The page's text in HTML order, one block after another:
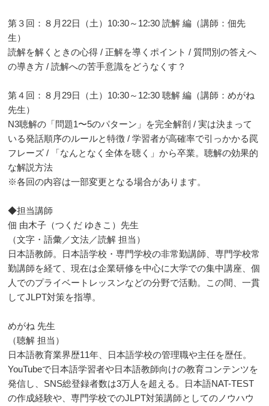
第３回：８月22日（土）10:30～12:30 読解 編（講師：佃先
生）
読解を解くときの心得 / 正解を導くポイント / 質問別の答えへ
の導き方 / 読解への苦手意識をどうなくす？
第４回：８月29日（土）10:30～12:30 聴解 編（講師：めがね
先生）
N3聴解の「問題1〜5のパターン」を完全解剖 / 実は決まって
いる発話順序のルールと特徴 / 学習者が高確率で引っかかる罠
フレーズ / 「なんとなく全体を聴く」から卒業。聴解の効果的
な解説方法
※各回の内容は一部変更となる場合があります。
◆担当講師
佃 由木子（つくだ ゆきこ）先生
（文字・語彙／文法／読解 担当）
日本語教師。日本語学校・専門学校の非常勤講師、専門学校常
勤講師を経て、現在は企業研修を中心に大学での集中講座、個
人でのプライベートレッスンなどの分野で活動。この間、一貫
してJLPT対策を指導。
めがね 先生
（聴解 担当）
日本語教育業界歴11年、日本語学校の管理職や主任を歴任。
YouTubeで日本語学習者や日本語教師向けの教育コンテンツを
発信し、SNS総登録者数は3万人を超える。日本語NAT-TEST
の作成経験や、専門学校でのJLPT対策講師としてのノウハウ